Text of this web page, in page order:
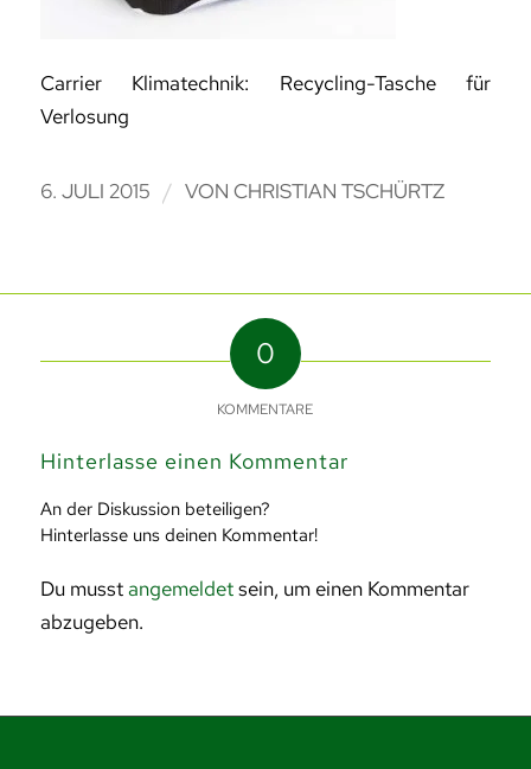
Carrier Klimatechnik: Recycling-Tasche für
Verlosung
6. JULI 2015 / VON CHRISTIAN TSCHÜRTZ
0
KOMMENTARE
Hinterlasse einen Kommentar
An der Diskussion beteiligen?
Hinterlasse uns deinen Kommentar!
Du musstangemeldetsein, um einen Kommentar
abzugeben.